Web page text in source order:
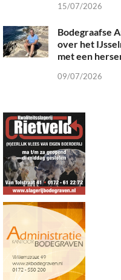
15/07/2026
Bodegraafse
over het
met een
09/07/2026